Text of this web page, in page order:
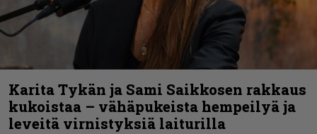
Karita Tykän ja Sami Saikkosen rakkaus
kukoistaa – vähäpukeista hempeilyä ja
leveitä virnistyksiä laiturilla